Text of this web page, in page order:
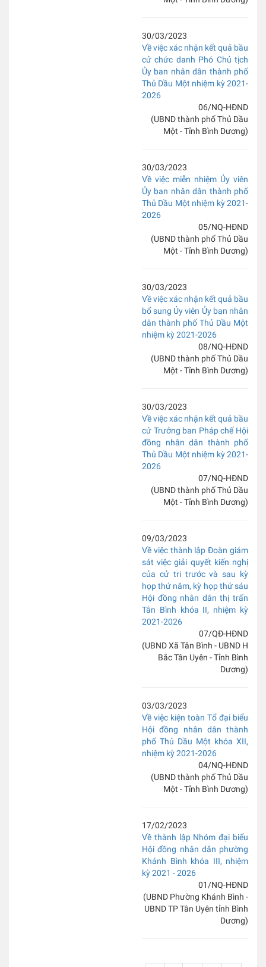
30/03/2023
Về việc xác nhận kết quả bầu
cử chức danh Phó Chủ tịch
Ủy ban nhân dân thành phố
Thủ Dầu Một nhiệm kỳ 2021-
2026
06/NQ-HĐND
(UBND thành phố Thủ Dầu
Một - Tỉnh Bình Dương)
30/03/2023
Về việc miễn nhiệm Ủy viên
Ủy ban nhân dân thành phố
Thủ Dầu Một nhiệm kỳ 2021-
2026
05/NQ-HĐND
(UBND thành phố Thủ Dầu
Một - Tỉnh Bình Dương)
30/03/2023
Về việc xác nhận kết quả bầu
bổ sung Ủy viên Ủy ban nhân
dân thành phố Thủ Dầu Một
nhiệm kỳ 2021-2026
08/NQ-HĐND
(UBND thành phố Thủ Dầu
Một - Tỉnh Bình Dương)
30/03/2023
Về việc xác nhận kết quả bầu
cử Trưởng ban Pháp chế Hội
đồng nhân dân thành phố
Thủ Dầu Một nhiệm kỳ 2021-
2026
07/NQ-HĐND
(UBND thành phố Thủ Dầu
Một - Tỉnh Bình Dương)
09/03/2023
Về việc thành lập Đoàn giám
sát việc giải quyết kiến nghị
của cử tri trước và sau kỳ
họp thứ năm, kỳ họp thứ sáu
Hội đồng nhân dân thị trấn
Tân Bình khóa II, nhiệm kỳ
2021-2026
07/QĐ-HĐND
(UBND Xã Tân Bình - UBND H
Bắc Tân Uyên - Tỉnh Bình
Dương)
03/03/2023
Về việc kiện toàn Tổ đại biểu
Hội đồng nhân dân thành
phố Thủ Dầu Một khóa XII,
nhiệm kỳ 2021-2026
04/NQ-HĐND
(UBND thành phố Thủ Dầu
Một - Tỉnh Bình Dương)
17/02/2023
Về thành lập Nhóm đại biểu
Hội đồng nhân dân phường
Khánh Bình khóa III, nhiệm
kỳ 2021 - 2026
01/NQ-HĐND
(UBND Phường Khánh Bình -
UBND TP Tân Uyên tỉnh Bình
Dương)